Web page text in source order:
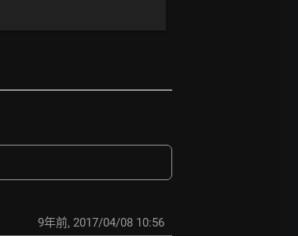
9年前, 2017/04/08 10:56